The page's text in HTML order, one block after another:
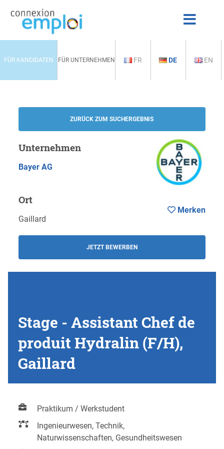
FÜR KANDIDATEN FÜR UNTERNEHMEN FR DE EN
ZURÜCK ZUM SUCHERGEBNIS
Unternehmen
Bayer AG
Ort
Gaillard
JETZT BEWERBEN
Merken
Stage - Assistant Chef de
produit Hydralin (F/H),
Gaillard
Praktikum / Werkstudent
Ingenieurwesen, Technik,
Naturwissenschaften, Gesundheitswesen